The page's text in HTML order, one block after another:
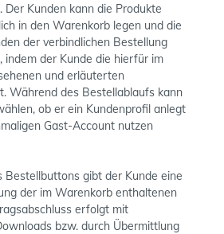
Der Kunden kann die Produkte
in den Warenkorb legen und die
der verbindlichen Bestellung
indem der Kunde die hierfür im
und erläuterten
Während des Bestellablaufs kann
ob er ein Kundenprofil anlegt
Gast-Account nutzen
Bestellbuttons gibt der Kunde eine
der im Warenkorb enthaltenen
erfolgt mit
bzw. durch Übermittlung